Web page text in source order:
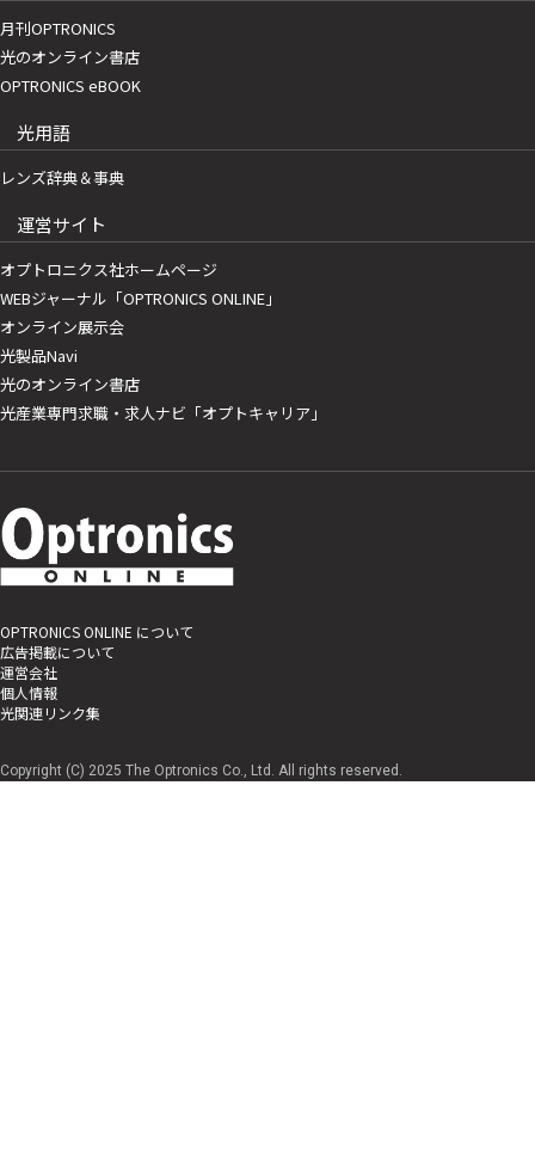
月刊OPTRONICS
光のオンライン書店
OPTRONICS eBOOK
光用語
レンズ辞典＆事典
運営サイト
オプトロニクス社ホームページ
WEBジャーナル「OPTRONICS ONLINE」
オンライン展示会
光製品Navi
光のオンライン書店
光産業専門求職・求人ナビ「オプトキャリア」
OPTRONICS ONLINE について
広告掲載について
運営会社
個人情報
光関連リンク集
Copyright (C) 2025 The Optronics Co., Ltd. All rights reserved.